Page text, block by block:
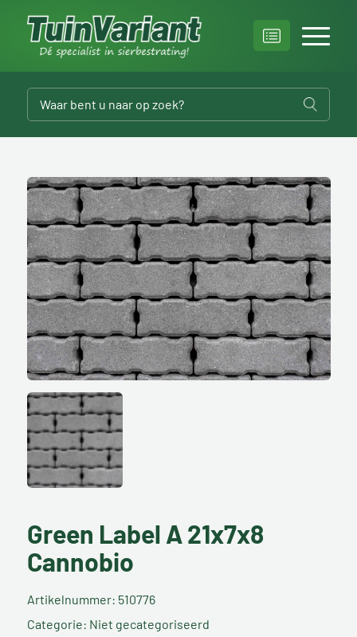
Green Label A 21x7x8
Cannobio
Artikelnummer: 510776
Categorie: Niet gecategoriseerd